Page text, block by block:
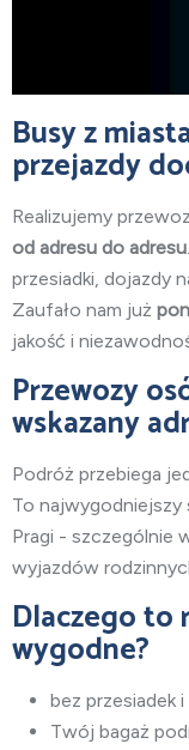
Busy z
przejazdy
Realizujemy
od adresu do adresu
przesiadki, dojazdy
Zaufało nam już
jakość i
Przewozy
wskazany
Podróż przebiega
To
Pragi - szczególnie
wyjazdów
Dlaczego to
wygodne?
bez przesiadek
Twój bagaż